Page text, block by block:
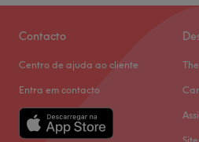
Contacto
Centro de ajuda ao cliente
Entra em contacto